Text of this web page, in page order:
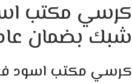
كرسي مكتب
شبك بضمان
كرسي مكتب اسود